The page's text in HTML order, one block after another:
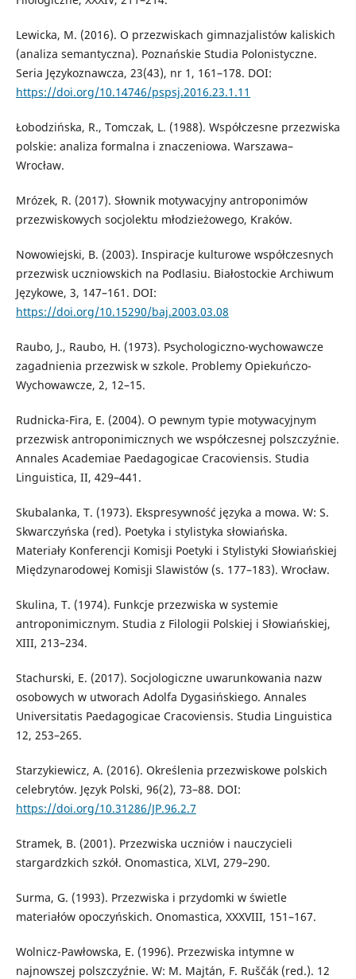
Lewicka, M. (2016). O przezwiskach gimnazjalistów kaliskich
(analiza semantyczna). Poznańskie Studia Polonistyczne.
Seria Językoznawcza, 23(43), nr 1, 161–178. DOI:
https://doi.org/10.14746/pspsj.2016.23.1.11
Łobodzińska, R., Tomczak, L. (1988). Współczesne przezwiska
polskie: analiza formalna i znaczeniowa. Warszawa–
Wrocław.
Mrózek, R. (2017). Słownik motywacyjny antroponimów
przezwiskowych socjolektu młodzieżowego, Kraków.
Nowowiejski, B. (2003). Inspiracje kulturowe współczesnych
przezwisk uczniowskich na Podlasiu. Białostockie Archiwum
Językowe, 3, 147–161. DOI:
https://doi.org/10.15290/baj.2003.03.08
Raubo, J., Raubo, H. (1973). Psychologiczno-wychowawcze
zagadnienia przezwisk w szkole. Problemy Opiekuńczo-
Wychowawcze, 2, 12–15.
Rudnicka-Fira, E. (2004). O pewnym typie motywacyjnym
przezwisk antroponimicznych we współczesnej polszczyźnie.
Annales Academiae Paedagogicae Cracoviensis. Studia
Linguistica, II, 429–441.
Skubalanka, T. (1973). Ekspresywność języka a mowa. W: S.
Skwarczyńska (red). Poetyka i stylistyka słowiańska.
Materiały Konferencji Komisji Poetyki i Stylistyki Słowiańskiej
Międzynarodowej Komisji Slawistów (s. 177–183). Wrocław.
Skulina, T. (1974). Funkcje przezwiska w systemie
antroponimicznym. Studia z Filologii Polskiej i Słowiańskiej,
XIII, 213–234.
Stachurski, E. (2017). Socjologiczne uwarunkowania nazw
osobowych w utworach Adolfa Dygasińskiego. Annales
Universitatis Paedagogicae Cracoviensis. Studia Linguistica
12, 253–265.
Starzykiewicz, A. (2016). Określenia przezwiskowe polskich
celebrytów. Język Polski, 96(2), 73–88. DOI:
https://doi.org/10.31286/JP.96.2.7
Stramek, B. (2001). Przezwiska uczniów i nauczycieli
stargardzkich szkół. Onomastica, XLVI, 279–290.
Surma, G. (1993). Przezwiska i przydomki w świetle
materiałów opoczyńskich. Onomastica, XXXVIII, 151–167.
Wolnicz-Pawłowska, E. (1996). Przezwiska intymne w
najnowszej polszczyźnie. W: M. Majtán, F. Ruščák (red.). 12